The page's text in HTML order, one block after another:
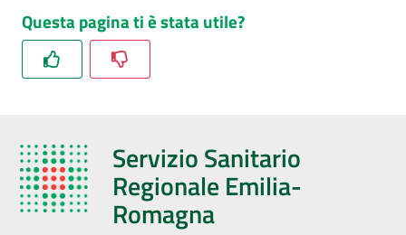
Luoghi
di
cura
Questa pagina ti è stata utile?
Servizio Sanitario
Regionale Emilia-
Romagna